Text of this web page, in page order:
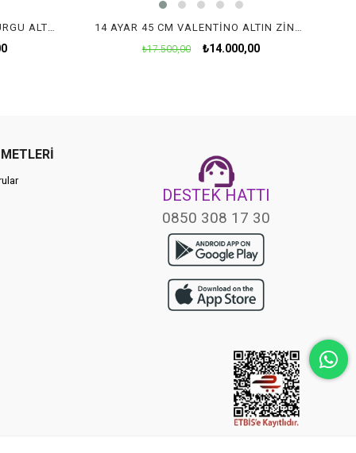
₺14.000,00
₺17.500,00
DESTEK HATTI
0850 308 17 30